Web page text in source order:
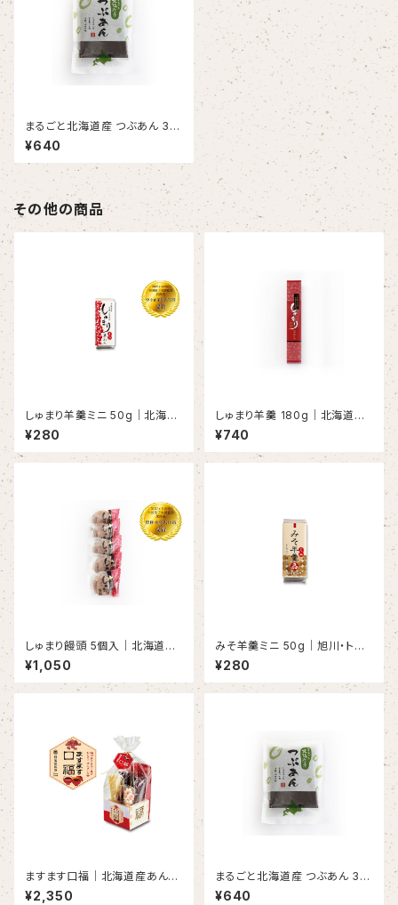
まるごと北海道産 つぶあん 35
0g｜しゅまり小豆・無添加・あん
こ好きに
¥640
その他の商品
しゅまり羊羹ミニ 50g｜北海道
優良品種「しゅまり小豆」使用・
「中小企業庁長官賞」受賞
¥280
しゅまり羊羹 180g｜北海道優
良品種「しゅまり小豆」使用
¥740
しゅまり饅頭 5個入｜北海道産
小豆こしあん使用・ギフトにもお
すすめ・「農林水産大臣賞」受賞
商品
¥1,050
みそ羊羹ミニ 50g｜旭川・トモ
エ味噌×しゅまり小豆
¥280
ますます口福｜北海道産あんこ
3種＆トッピング付き｜枡入りギ
¥2,350
まるごと北海道産 つぶあん 35
0g｜しゅまり小豆・無添加・あん
¥640